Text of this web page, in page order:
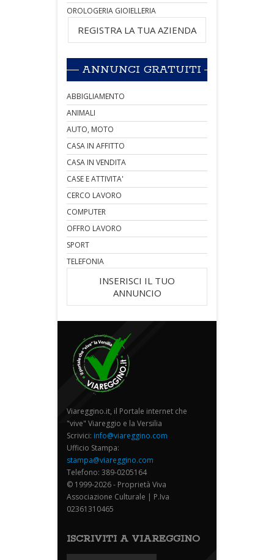
OROLOGERIA GIOIELLERIA
REGISTRA LA TUA AZIENDA
ANNUNCI GRATUITI
ABBIGLIAMENTO
ANIMALI
AUTO, MOTO
CASA IN AFFITTO
CASA IN VENDITA
CASE E ATTIVITA'
CERCO LAVORO
COMPUTER
OFFRO LAVORO
SPORT
TELEFONIA
INSERISCI IL TUO
ANNUNCIO
Viareggino.it, il Portale internet che
"vive" Viareggio e la Versilia
Scrivici: info@viareggino.com
Ufficio Stampa:
stampa@viareggino.com
Telefono: 389-0205164
© 1999-2026 - Proprietà Viva
Associazione Culturale | P.Iva
02361310465
ISCRIVITI A VIAREGGINO